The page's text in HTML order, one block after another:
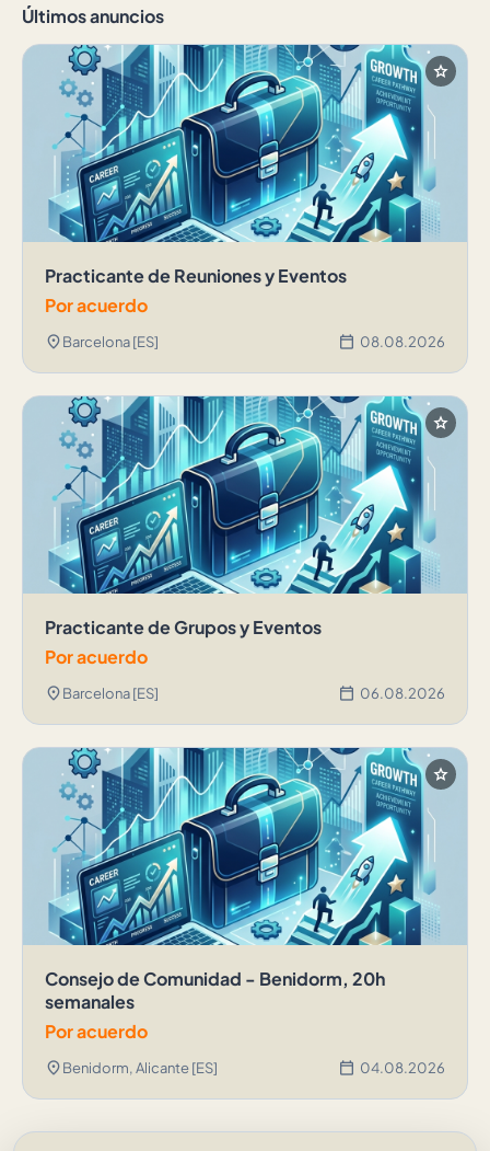
Últimos anuncios
star
Practicante de Reuniones y Eventos
Por acuerdo
location_onBarcelona [ES] calendar_today 08.08.2026
star
Practicante de Grupos y Eventos
Por acuerdo
location_onBarcelona [ES] calendar_today 06.08.2026
star
Consejo de Comunidad - Benidorm, 20h
semanales
Por acuerdo
location_onBenidorm, Alicante [ES] calendar_today 04.08.2026